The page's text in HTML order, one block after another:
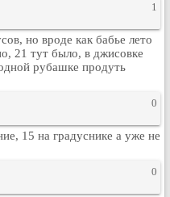
1
но вроде как бабье лето
21 тут было, в джисовке
рубашке продуть
0
15 на градуснике а уже не
0